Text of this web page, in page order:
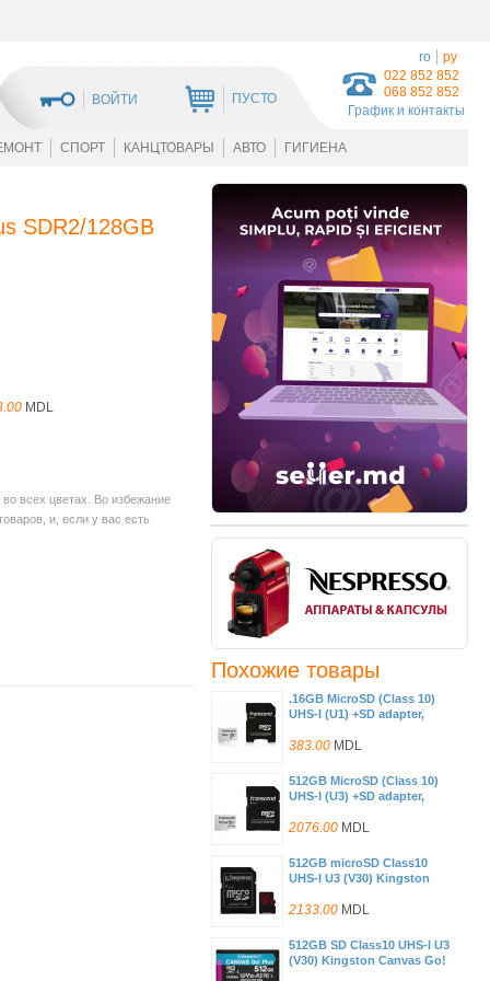
022 852 852
068 852 852
График и контакты
ВОЙТИ ПУСТО
ro ру
СПОРТ КАНЦТОВАРЫ АВТО ГИГИЕНА
Похожие товары
.16GB MicroSD (Class 10)
UHS-I (U1) +SD adapter,
A" (R/W:95/45MB/s)
383.00 MDL
512GB MicroSD (Class 10)
UHS-I (U3) +SD adapter,
"TS512GUSD300S"
2076.00 MDL
512GB microSD Class10
UHS-I U3 (V30) Kingston
Ultimate, Read: 170Mb/s,
Android mobile devices,
action cams, drones and 4K
video production
2133.00 MDL
512GB SD Class10 UHS-I U3
(V30) Kingston Canvas Go!
SDR2/128GB
MDL
всех цветах. Во избежание
и, если у вас есть